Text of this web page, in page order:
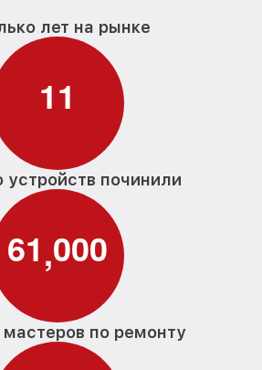
лет на рынке
11
устройств починили
61,000
мастеров по ремонту